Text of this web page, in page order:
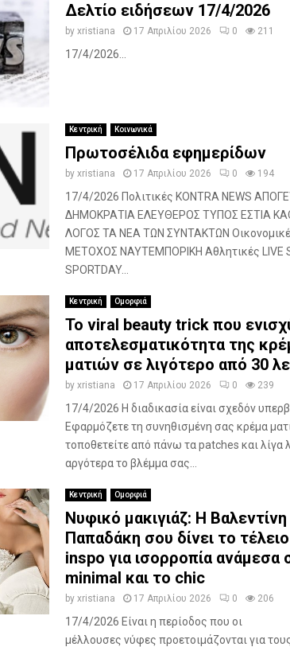
Δελτίο ειδήσεων 17/4/2026
by xristiana 17 Απριλίου 2026 0 211
17/4/2026...
Κεντρική Κοινωνικά
Πρωτοσέλιδα εφημερίδων
by xristiana 17 Απριλίου 2026 0 194
17/4/2026 Πολιτικές KONTRA NEWS
ΔΗΜΟΚΡΑΤΙΑ ΕΛΕΥΘΕΡΟΣ ΤΥΠΟΣ ΕΣΤΙΑ
ΛΟΓΟΣ ΤΑ ΝΕΑ ΤΩΝ ΣΥΝΤΑΚΤΩΝ
ΜΕΤΟΧΟΣ ΝΑΥΤΕΜΠΟΡΙΚΗ Αθλητικές LIVE
SPORTDAY...
Κεντρική Ομορφιά
Το viral beauty trick που
αποτελεσματικότητα της
ματιών σε λιγότερο από 30
by xristiana 17 Απριλίου 2026 0 239
17/4/2026 Η διαδικασία είναι σχεδόν
Εφαρμόζετε τη συνηθισμένη σας κρέμα
τοποθετείτε από πάνω τα patches και λίγα
αργότερα το βλέμμα σας...
Κεντρική Ομορφιά
Νυφικό μακιγιάζ: Η Βαλεντίνη
Παπαδάκη σου δίνει το
inspo για ισορροπία ανάμεσα
minimal και το chic
by xristiana 17 Απριλίου 2026 0 206
17/4/2026 Είναι η περίοδος που οι
μέλλουσες νύφες προετοιμάζονται για